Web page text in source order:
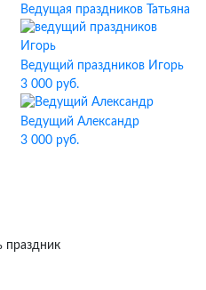
Ведущая праздников Татьяна
Ведущий праздников Игорь
3 000 руб.
Ведущий Александр
3 000 руб.
праздник